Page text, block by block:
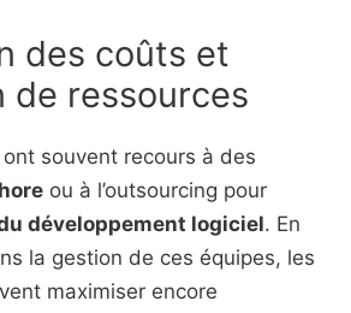
des coûts et
de ressources
souvent recours à des
ou à l’outsourcing pour
développement logiciel. En
la gestion de ces équipes, les
maximiser encore